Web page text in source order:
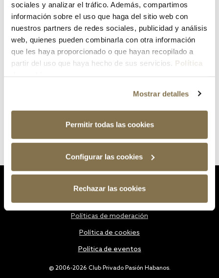
sociales y analizar el tráfico. Además, compartimos
información sobre el uso que haga del sitio web con
nuestros partners de redes sociales, publicidad y análisis
web, quienes pueden combinarla con otra información
que les haya proporcionado o que hayan recopilado a
partir del uso que haya hecho de sus servicios. Política
Mostrar detalles
Permitir todas las cookies
Configurar las cookies
Rechazar las cookies
¿Has olvidado tu contraseña?
@ 2006-2026 Club Privado Pasión Habanos.
Políticas de moderación
Política de cookies
Política de eventos